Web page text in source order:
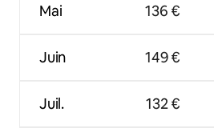
Mai
Juin
Juil.
136 €
149 €
132 €